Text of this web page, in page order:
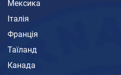
Мексика
Італія
Франція
Таїланд
Канада